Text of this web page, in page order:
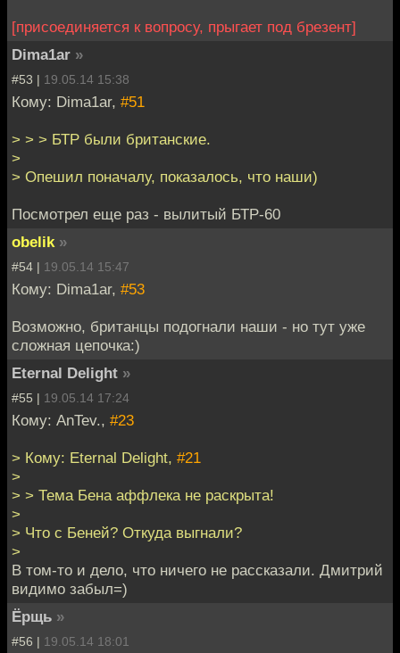
[присоединяется к вопросу, прыгает под брезент]
Dima1ar »
#53 | 19.05.14 15:38
Кому: Dima1ar, #51
> > > БТР были британские.
>
> Опешил поначалу, показалось, что наши)
Посмотрел еще раз - вылитый БТР-60
obelik »
#54 | 19.05.14 15:47
Кому: Dima1ar, #53
Возможно, британцы подогнали наши - но тут уже
сложная цепочка:)
Eternal Delight »
#55 | 19.05.14 17:24
Кому: AnTev., #23
> Кому: Eternal Delight, #21
>
> > Тема Бена аффлека не раскрыта!
>
> Что с Беней? Откуда выгнали?
>
В том-то и дело, что ничего не рассказали. Дмитрий
видимо забыл=)
Ёрщь »
#56 | 19.05.14 18:01